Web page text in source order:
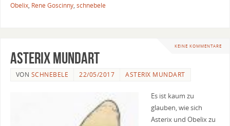
Obelix, Rene Goscinny, schnebele
KEINE KOMMENTARE
Asterix Mundart
VON SCHNEBELE 22/05/2017 ASTERIX MUNDART
Es ist kaum zu
glauben, wie sich
Asterix und Obelix zu